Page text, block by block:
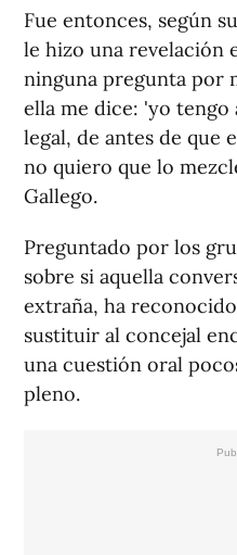
Fue entonces, según
le hizo una revelación
ninguna pregunta por
ella me dice: 'yo tengo
legal, de antes de que
no quiero que lo
Gallego.
Preguntado por los
sobre si aquella
extraña, ha
sustituir al concejal
una cuestión oral
pleno.